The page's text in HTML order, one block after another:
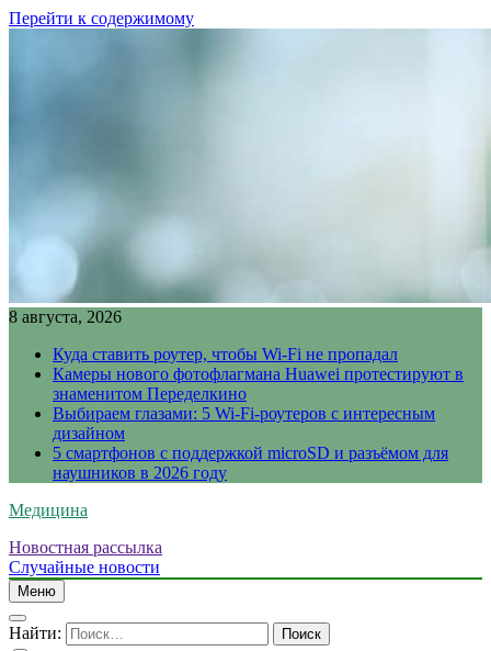
Перейти к содержимому
8 августа, 2026
Куда ставить роутер, чтобы Wi-Fi не пропадал
Камеры нового фотофлагмана Huawei протестируют в
знаменитом Переделкино
Выбираем глазами: 5 Wi-Fi-роутеров с интересным
дизайном
5 смартфонов с поддержкой microSD и разъёмом для
наушников в 2026 году
Медицина
Новостная рассылка
Случайные новости
Меню
Найти: